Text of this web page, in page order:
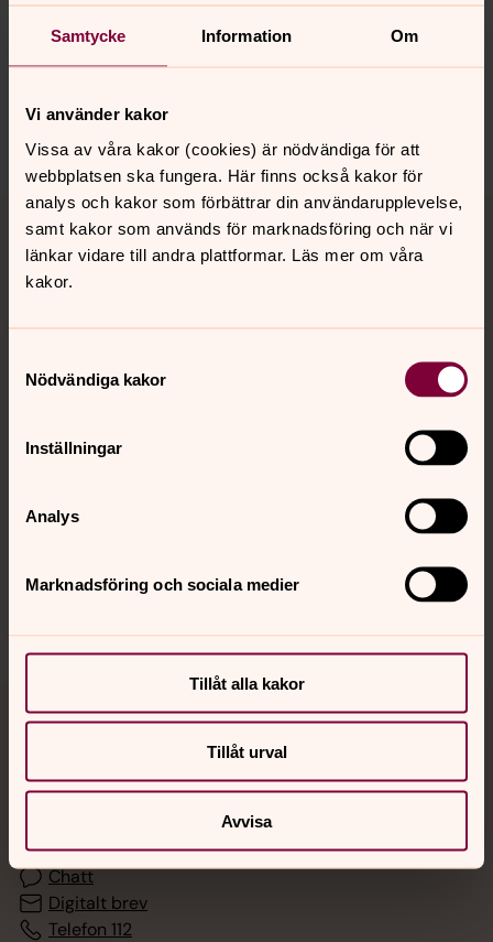
Samtycke Information Om
Vi använder kakor
Vissa av våra kakor (cookies) är nödvändiga för att
webbplatsen ska fungera. Här finns också kakor för
analys och kakor som förbättrar din användarupplevelse,
samt kakor som används för marknadsföring och när vi
länkar vidare till andra plattformar. Läs mer om våra
kakor.
Nödvändiga kakor
Inställningar
Analys
Marknadsföring och sociala medier
Tillåt alla kakor
Tillåt urval
Avvisa
Senast ändrad 20 juni 2023
Synpunkter eller frågor på sidans
innehåll?
Tillbaka till toppen
Tillbaka till innehållet
Jourhavande präst
Akut samtals- och krisstöd. Prata eller chatta anonymt
med en präst på kvällar och nätter.
Chatt
Digitalt brev
Telefon 112